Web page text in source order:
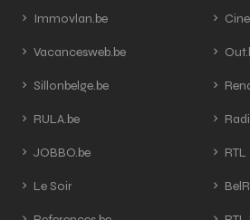
Immovlan.be
Vacancesweb.be
Sillonbelge.be
RULA.be
JOBBO.be
Le Soir
RTL